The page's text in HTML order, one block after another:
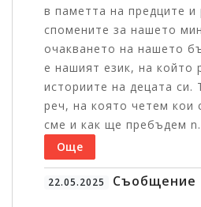
в паметта на предците и
спомените за нашето
очакването на нашето
е нашият език, на който
историите на децата си.
реч, на която четем кои
сме и как ще пребъдем
Още
22.05.2025 Съобщение